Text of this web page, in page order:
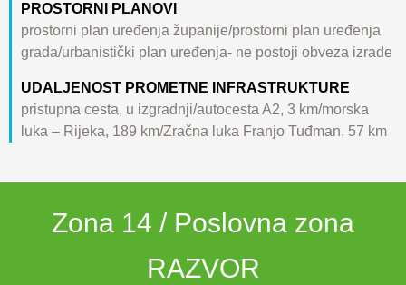
PROSTORNI PLANOVI
prostorni plan uređenja županije/prostorni plan uređenja
grada/urbanistički plan uređenja- ne postoji obveza izrade
UDALJENOST PROMETNE INFRASTRUKTURE
pristupna cesta, u izgradnji/autocesta A2, 3 km/morska
luka – Rijeka, 189 km/Zračna luka Franjo Tuđman, 57 km
Zona 14 / Poslovna zona
RAZVOR